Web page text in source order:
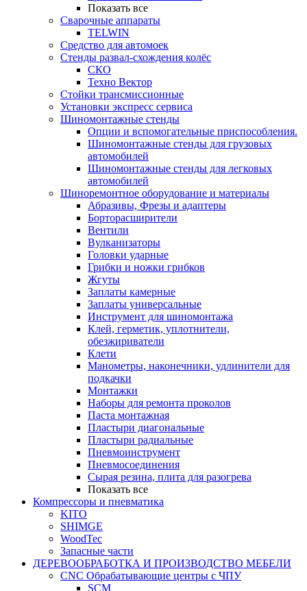
Показать все
Сварочные аппараты
TELWIN
Средство для автомоек
Стенды развал-схождения колёс
СКО
Техно Вектор
Стойки трансмиссионные
Установки экспресс сервиса
Шиномонтажные стенды
Опции и вспомогательные приспособления.
Шиномонтажные стенды для грузовых
автомобилей
Шиномонтажные стенды для легковых
автомобилей
Шиноремонтное оборудование и материалы
Абразивы, Фрезы и адаптеры
Борторасширители
Вентили
Вулканизаторы
Головки ударные
Грибки и ножки грибков
Жгуты
Заплаты камерные
Заплаты универсальные
Инструмент для шиномонтажа
Клей, герметик, уплотнители,
обезжириватели
Клети
Манометры, наконечники, удлинители для
подкачки
Монтажки
Наборы для ремонта проколов
Паста монтажная
Пластыри диагональные
Пластыри радиальные
Пневмоинструмент
Пневмосоединения
Сырая резина, плита для разогрева
Показать все
Компрессоры и пневматика
KITO
SHIMGE
WoodTec
Запасные части
ДЕРЕВООБРАБОТКА И ПРОИЗВОДСТВО МЕБЕЛИ
CNC Обрабатывающие центры с ЧПУ
SCM